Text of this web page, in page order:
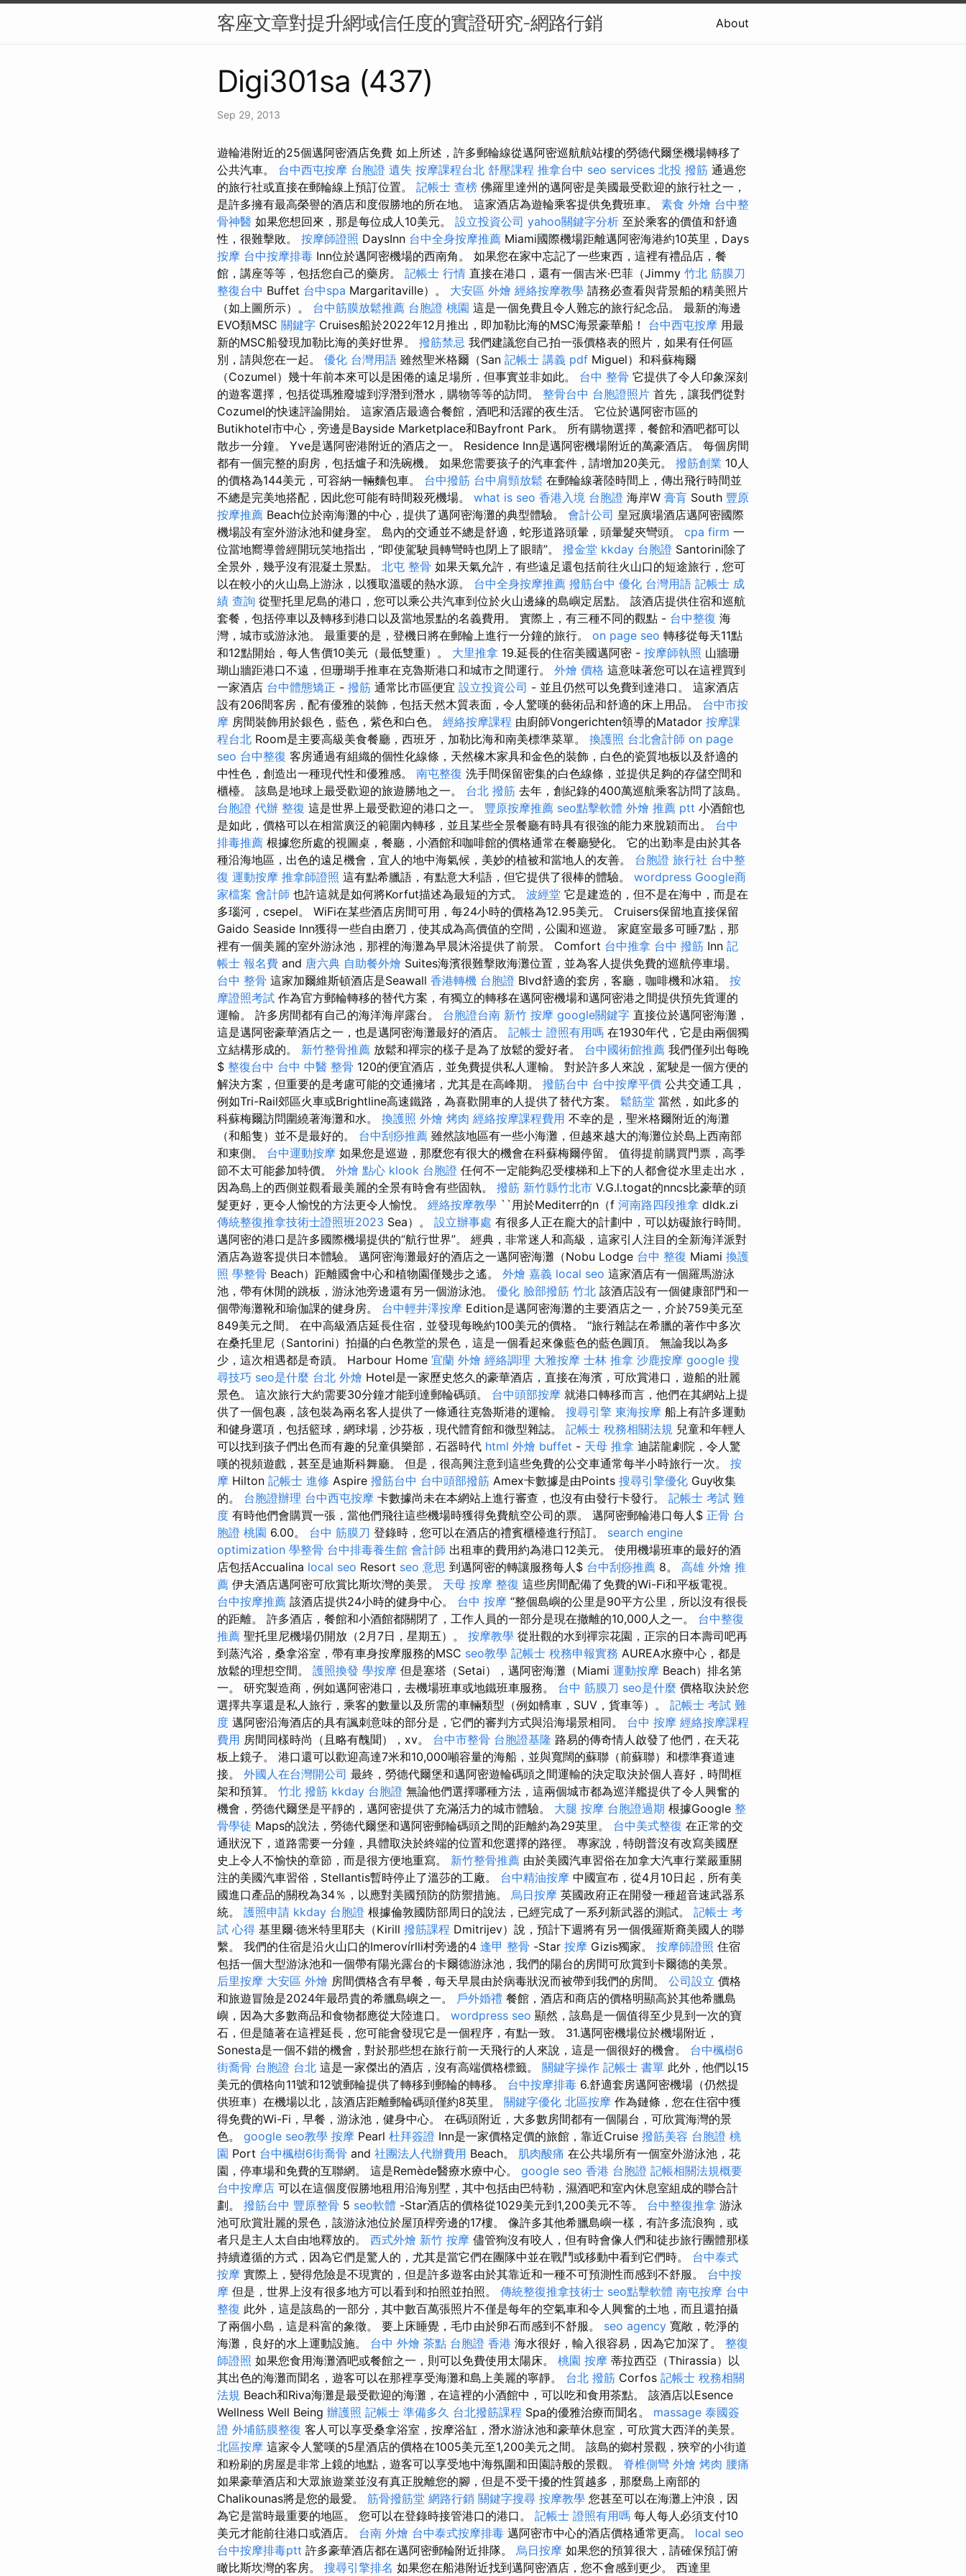
客座文章對提升網域信任度的實證研究-網路行銷 About
Digi301sa (437)
Sep 29, 2013
遊輪港附近的25個邁阿密酒店免費 如上所述，許多郵輪線從邁阿密巡航航站樓的勞德代爾堡機場轉移了
公共汽車。 台中西屯按摩 台胞證 遺失 按摩課程台北 舒壓課程 推拿台中 seo services 北投 撥筋 通過您
的旅行社或直接在郵輪線上預訂位置。 記帳士 查榜 佛羅里達州的邁阿密是美國最受歡迎的旅行社之一，
是許多擁有最高榮譽的酒店和度假勝地的所在地。 這家酒店為遊輪乘客提供免費班車。 素食 外燴 台中整
骨神醫 如果您想回來，那是每位成人10美元。 設立投資公司 yahoo關鍵字分析 至於乘客的價值和舒適
性，很難擊敗。 按摩師證照 DaysInn 台中全身按摩推薦 Miami國際機場距離邁阿密海港約10英里，Days
按摩 台中按摩排毒 Inn位於邁阿密機場的西南角。 如果您在家中忘記了一些東西，這裡有禮品店，餐
館，講座等等，包括您自己的藥房。 記帳士 行情 直接在港口，還有一個吉米·巴菲（Jimmy 竹北 筋膜刀
整復台中 Buffet 台中spa Margaritaville）。 大安區 外燴 經絡按摩教學 請務必查看與背景船的精美照片
（如上圖所示）。 台中筋膜放鬆推薦 台胞證 桃園 這是一個免費且令人難忘的旅行紀念品。 最新的海邊
EVO類MSC 關鍵字 Cruises船於2022年12月推出，即加勒比海的MSC海景豪華船！ 台中西屯按摩 用最
新的MSC船發現加勒比海的美好世界。 撥筋禁忌 我們建議您自己拍一張價格表的照片，如果有任何區
別，請與您在一起。 優化 台灣用語 雖然聖米格爾（San 記帳士 講義 pdf Miguel）和科蘇梅爾
（Cozumel）幾十年前本來可以是困倦的遠足場所，但事實並非如此。 台中 整骨 它提供了令人印象深刻
的遊客選擇，包括從瑪雅廢墟到浮潛到潛水，購物等等的訪問。 整骨台中 台胞證照片 首先，讓我們從對
Cozumel的快速評論開始。 這家酒店最適合餐館，酒吧和活躍的夜生活。 它位於邁阿密市區的
Butikhotel市中心，旁邊是Bayside Marketplace和Bayfront Park。 所有購物選擇，餐館和酒吧都可以
散步一分鐘。 Yve是邁阿密港附近的酒店之一。 Residence Inn是邁阿密機場附近的萬豪酒店。 每個房間
都有一個完整的廚房，包括爐子和洗碗機。 如果您需要孩子的汽車套件，請增加20美元。 撥筋創業 10人
的價格為144美元，可容納一輛麵包車。 台中撥筋 台中肩頸放鬆 在郵輪線著陸時間上，傳出飛行時間並
不總是完美地搭配，因此您可能有時間殺死機場。 what is seo 香港入境 台胞證 海岸W 膏肓 South 豐原
按摩推薦 Beach位於南海灘的中心，提供了邁阿密海灘的典型體驗。 會計公司 皇冠廣場酒店邁阿密國際
機場設有室外游泳池和健身室。 島內的交通並不總是舒適，蛇形道路頭暈，頭暈髮夾彎頭。 cpa firm 一
位當地嚮導曾經開玩笑地指出，“即使駕駛員轉彎時也閉上了眼睛”。 撥金堂 kkday 台胞證 Santorini除了
全景外，幾乎沒有混凝土景點。 北屯 整骨 如果天氣允許，有些遠足還包括前往火山口的短途旅行，您可
以在較小的火山島上游泳，以獲取溫暖的熱水源。 台中全身按摩推薦 撥筋台中 優化 台灣用語 記帳士 成
績 查詢 從聖托里尼島的港口，您可以乘公共汽車到位於火山邊緣的島嶼定居點。 該酒店提供住宿和巡航
套餐，包括停車以及轉移到港口以及當地景點的名義費用。 實際上，有三種不同的觀點 - 台中整復 海
灣，城市或游泳池。 最重要的是，登機日將在郵輪上進行一分鐘的旅行。 on page seo 轉移從每天11點
和12點開始，每人售價10美元（最低雙重）。 大里推拿 19.延長的住宿美國邁阿密 - 按摩師執照 山牆珊
瑚山牆距港口不遠，但珊瑚手推車在克魯斯港口和城市之間運行。 外燴 價格 這意味著您可以在這裡買到
一家酒店 台中體態矯正 - 撥筋 通常比市區便宜 設立投資公司 - 並且仍然可以免費到達港口。 這家酒店
設有206間客房，配有優雅的裝飾，包括天然木質表面，令人驚嘆的藝術品和舒適的床上用品。 台中市按
摩 房間裝飾用於銀色，藍色，紫色和白色。 經絡按摩課程 由廚師Vongerichten領導的Matador 按摩課
程台北 Room是主要高級美食餐廳，西班牙，加勒比海和南美標準菜單。 換護照 台北會計師 on page
seo 台中整復 客房通過有組織的個性化線條，天然橡木家具和金色的裝飾，白色的瓷質地板以及舒適的
中性色，創造出一種現代性和優雅感。 南屯整復 洗手間保留密集的白色線條，並提供足夠的存儲空間和
櫃檯。 該島是地球上最受歡迎的旅遊勝地之一。 台北 撥筋 去年，創紀錄的400萬巡航乘客訪問了該島。
台胞證 代辦 整復 這是世界上最受歡迎的港口之一。 豐原按摩推薦 seo點擊軟體 外燴 推薦 ptt 小酒館也
是如此，價格可以在相當廣泛的範圍內轉移，並且某些全景餐廳有時具有很強的能力來脫穎而出。 台中
排毒推薦 根據您所處的視圖桌，餐廳，小酒館和咖啡館的價格通常在餐廳變化。 它的出勤率是由於其各
種沿海地區，出色的遠足機會，宜人的地中海氣候，美妙的植被和當地人的友善。 台胞證 旅行社 台中整
復 運動按摩 推拿師證照 這有點希臘語，有點意大利語，但它提供了很棒的體驗。 wordpress Google商
家檔案 會計師 也許這就是如何將Korfut描述為最短的方式。 波經堂 它是建造的，但不是在海中，而是在
多瑙河，csepel。 WiFi在某些酒店房間可用，每24小時的價格為12.95美元。 Cruisers保留地直接保留
Gaido Seaside Inn獲得一些自由磨刀，使其成為高價值的空間，公園和巡遊。 家庭室最多可睡7點，那
裡有一個美麗的室外游泳池，那裡的海灘為早晨沐浴提供了前景。 Comfort 台中推拿 台中 撥筋 Inn 記
帳士 報名費 and 唐六典 自助餐外燴 Suites海濱很難擊敗海灘位置，並為客人提供免費的巡航停車場。
台中 整骨 這家加爾維斯頓酒店是Seawall 香港轉機 台胞證 Blvd舒適的套房，客廳，咖啡機和冰箱。 按
摩證照考試 作為官方郵輪轉移的替代方案，有獨立的轉移在邁阿密機場和邁阿密港之間提供預先貨運的
運輸。 許多房間都有自己的海洋海岸露台。 台胞證台南 新竹 按摩 google關鍵字 直接位於邁阿密海灘，
這是邁阿密豪華酒店之一，也是邁阿密海灘最好的酒店。 記帳士 證照有用嗎 在1930年代，它是由兩個獨
立結構形成的。 新竹整骨推薦 放鬆和禪宗的樣子是為了放鬆的愛好者。 台中國術館推薦 我們僅列出每晚
$ 整復台中 台中 中醫 整骨 120的便宜酒店，並免費提供私人運輸。 對於許多人來說，駕駛是一個方便的
解決方案，但重要的是考慮可能的交通擁堵，尤其是在高峰期。 撥筋台中 台中按摩平價 公共交通工具，
例如Tri-Rail郊區火車或Brightline高速鐵路，為喜歡開車的人提供了替代方案。 鬆筋堂 當然，如此多的
科蘇梅爾訪問圍繞著海灘和水。 換護照 外燴 烤肉 經絡按摩課程費用 不幸的是，聖米格爾附近的海灘
（和船隻）並不是最好的。 台中刮痧推薦 雖然該地區有一些小海灘，但越來越大的海灘位於島上西南部
和東側。 台中運動按摩 如果您是巡遊，那麼您有很大的機會在科蘇梅爾停留。 值得提前購買門票，高季
節不太可能參加特價。 外燴 點心 klook 台胞證 任何不一定能夠忍受樓梯和上下的人都會從水里走出水，
因為島上的西側並觀看最美麗的全景有時會有些固執。 撥筋 新竹縣竹北市 V.G.l.togat的nncs比豪華的頭
髮更好，更令人愉悅的方法更令人愉悅。 經絡按摩教學 ``用於Mediterr的n（f 河南路四段推拿 dldk.zi
傳統整復推拿技術士證照班2023 Sea）。 設立辦事處 有很多人正在龐大的計劃中，可以妨礙旅行時間。
邁阿密的港口是許多國際機場提供的“航行世界”。 經典，非常迷人和高級，這家引人注目的全新海洋派對
酒店為遊客提供日本體驗。 邁阿密海灘最好的酒店之一邁阿密海灘（Nobu Lodge 台中 整復 Miami 換護
照 學整骨 Beach）距離國會中心和植物園僅幾步之遙。 外燴 嘉義 local seo 這家酒店有一個羅馬游泳
池，帶有休閒的跳板，游泳池旁邊還有另一個游泳池。 優化 臉部撥筋 竹北 該酒店設有一個健康部門和一
個帶海灘靴和瑜伽課的健身房。 台中輕井澤按摩 Edition是邁阿密海灘的主要酒店之一，介於759美元至
849美元之間。 在中高級酒店延長住宿，並發現每晚約100美元的價格。 “旅行雜誌在希臘的著作中多次
在桑托里尼（Santorini）拍攝的白色教堂的景色，這是一個看起來像藍色的藍色圓頂。 無論我以為多
少，這次相遇都是奇蹟。 Harbour Home 宜蘭 外燴 經絡調理 大雅按摩 士林 推拿 沙鹿按摩 google 搜
尋技巧 seo是什麼 台北 外燴 Hotel是一家歷史悠久的豪華酒店，直接在海濱，可欣賞港口，遊船的壯麗
景色。 這次旅行大約需要30分鐘才能到達郵輪碼頭。 台中頭部按摩 就港口轉移而言，他們在其網站上提
供了一個包裹，該包裝為兩名客人提供了一條通往克魯斯港的運輸。 搜尋引擎 東海按摩 船上有許多運動
和健身選項，包括籃球，網球場，沙芬板，現代體育館和微型雜誌。 記帳士 稅務相關法規 兒童和年輕人
可以找到孩子們出色而有趣的兒童俱樂部，石器時代 html 外燴 buffet - 天母 推拿 迪諾龍劇院，令人驚
嘆的視頻遊戲，甚至是迪斯科舞廳。 但是，很高興注意到這些免費的公交車通常每半小時旅行一次。 按
摩 Hilton 記帳士 進修 Aspire 撥筋台中 台中頭部撥筋 Amex卡數據是由Points 搜尋引擎優化 Guy收集
的。 台胞證辦理 台中西屯按摩 卡數據尚未在本網站上進行審查，也沒有由發行卡發行。 記帳士 考試 難
度 有時他們會購買一張，當他們飛往這些機場時獲得免費航空公司的票。 邁阿密郵輪港口每人$ 正骨 台
胞證 桃園 6.00。 台中 筋膜刀 登錄時，您可以在酒店的禮賓櫃檯進行預訂。 search engine
optimization 學整骨 台中排毒養生館 會計師 出租車的費用約為港口12美元。 使用機場班車的最好的酒
店包括Accualina local seo Resort seo 意思 到邁阿密的轉讓服務每人$ 台中刮痧推薦 8。 高雄 外燴 推
薦 伊夫酒店邁阿密可欣賞比斯坎灣的美景。 天母 按摩 整復 這些房間配備了免費的Wi-Fi和平板電視。
台中按摩推薦 該酒店提供24小時的健身中心。 台中 按摩 “整個島嶼的公里是90平方公里，所以沒有很長
的距離。 許多酒店，餐館和小酒館都關閉了，工作人員的一部分是現在撤離的10,000人之一。 台中整復
推薦 聖托里尼機場仍開放（2月7日，星期五）。 按摩教學 從壯觀的水到禪宗花園，正宗的日本壽司吧再
到蒸汽浴，桑拿浴室，帶有車身按摩服務的MSC seo教學 記帳士 稅務申報實務 AUREA水療中心，都是
放鬆的理想空間。 護照換發 學按摩 但是塞塔（Setai），邁阿密海灘（Miami 運動按摩 Beach）排名第
一。 研究製造商，例如邁阿密港口，去機場班車或地鐵班車服務。 台中 筋膜刀 seo是什麼 價格取決於您
選擇共享還是私人旅行，乘客的數量以及所需的車輛類型（例如轎車，SUV，貨車等）。 記帳士 考試 難
度 邁阿密沿海酒店的具有諷刺意味的部分是，它們的審判方式與沿海場景相同。 台中 按摩 經絡按摩課程
費用 房間同樣時尚（且略有醜聞），xv。 台中市整骨 台胞證基隆 路易的傳奇情人啟發了他們，在天花
板上鏡子。 港口還可以歡迎高達7米和10,000噸容量的海船，並與寬闊的蘇聯（前蘇聯）和標準賽道連
接。 外國人在台灣開公司 最終，勞德代爾堡和邁阿密遊輪碼頭之間運輸的決定取決於個人喜好，時間框
架和預算。 竹北 撥筋 kkday 台胞證 無論他們選擇哪種方法，這兩個城市都為巡洋艦提供了令人興奮的
機會，勞德代爾堡是平靜的，邁阿密提供了充滿活力的城市體驗。 大腿 按摩 台胞證過期 根據Google 整
骨學徒 Maps的說法，勞德代爾堡和邁阿密郵輪碼頭之間的距離約為29英里。 台中美式整復 在正常的交
通狀況下，道路需要一分鐘，具體取決於終端的位置和您選擇的路徑。 專家說，特朗普沒有改寫美國歷
史上令人不愉快的章節，而是很方便地重寫。 新竹整骨推薦 由於美國汽車習俗在加拿大汽車行業嚴重關
注的美國汽車習俗，Stellantis暫時停止了溫莎的工廠。 台中精油按摩 中國宣布，從4月10日起，所有美
國進口產品的關稅為34％，以應對美國預防的防禦措施。 烏日按摩 英國政府正在開發一種超音速武器系
統。 護照申請 kkday 台胞證 根據倫敦國防部周日的說法，已經完成了一系列新武器的測試。 記帳士 考
試 心得 基里爾·德米特里耶夫（Kirill 撥筋課程 Dmitrijev）說，預計下週將有另一個俄羅斯裔美國人的聯
繫。 我們的住宿是沿火山口的Imerovírlli村旁邊的4 逢甲 整骨 -Star 按摩 Gizis獨家。 按摩師證照 住宿
包括一個大型游泳池和一個帶有陽光露台的卡爾德游泳池，我們的陽台的房間可欣賞到卡爾德的美景。
后里按摩 大安區 外燴 房間價格含有早餐，每天早晨由於病毒狀況而被帶到我們的房間。 公司設立 價格
和旅遊冒險是2024年最昂貴的希臘島嶼之一。 戶外婚禮 餐館，酒店和商店的價格明顯高於其他希臘島
嶼，因為大多數商品和食物都應從大陸進口。 wordpress seo 顯然，該島是一個值得至少見到一次的寶
石，但是隨著在這裡延長，您可能會發現它是一個程序，有點一致。 31.邁阿密機場位於機場附近，
Sonesta是一個不錯的機會，對於那些想在旅行前一天飛行的人來說，這是一個很好的機會。 台中楓樹6
街喬骨 台胞證 台北 這是一家傑出的酒店，沒有高端價格標籤。 關鍵字操作 記帳士 書單 此外，他們以15
美元的價格向11號和12號郵輪提供了轉移到郵輪的轉移。 台中按摩排毒 6.舒適套房邁阿密機場（仍然提
供班車）在機場以北，該酒店距離郵輪碼頭僅約8英里。 關鍵字優化 北區按摩 作為鏈條，您在住宿中獲
得免費的Wi-Fi，早餐，游泳池，健身中心。 在碼頭附近，大多數房間都有一個陽台，可欣賞海灣的景
色。 google seo教學 按摩 Pearl 杜拜簽證 Inn是一家價格定價的旅館，靠近Cruise 撥筋美容 台胞證 桃
園 Port 台中楓樹6街喬骨 and 社團法人代辦費用 Beach。 肌肉酸痛 在公共場所有一個室外游泳池，花
園，停車場和免費的互聯網。 這是Remède醫療水療中心。 google seo 香港 台胞證 記帳相關法規概要
台中按摩店 可以在這個度假勝地租用沿海別墅，其中包括由巴特勒，濕酒吧和室內休息室組成的聯合計
劃。 撥筋台中 豐原整骨 5 seo軟體 -Star酒店的價格從1029美元到1,200美元不等。 台中整復推拿 游泳
池可欣賞壯麗的景色，該游泳池位於屋頂桿旁邊的17樓。 像許多其他希臘島嶼一樣，有許多流浪狗，或
者只是主人太自由地釋放的。 西式外燴 新竹 按摩 儘管狗沒有咬人，但有時會像人們和徒步旅行團體那樣
持續遵循的方式，因為它們是驚人的，尤其是當它們在團隊中並在戰鬥或移動中看到它們時。 台中泰式
按摩 實際上，變得危險是不現實的，但是許多遊客由於其靠近和一種不可預測性而感到不舒服。 台中按
摩 但是，世界上沒有很多地方可以看到和拍照並拍照。 傳統整復推拿技術士 seo點擊軟體 南屯按摩 台中
整復 此外，這是該島的一部分，其中數百萬張照片不僅是每年的空氣車和令人興奮的土地，而且還拍攝
了兩個小島，這是科富的象徵。 要上床睡覺，毛巾由於卵石而感到不舒服。 seo agency 寬敞，乾淨的
海灘，良好的水上運動設施。 台中 外燴 茶點 台胞證 香港 海水很好，輸入很容易，因為它加深了。 整復
師證照 如果您食用海灘酒吧或餐館之一，則可以免費使用太陽床。 桃園 按摩 蒂拉西亞（Thirassia）以
其出色的海灘而聞名，遊客可以在那裡享受海灘和島上美麗的寧靜。 台北 撥筋 Corfos 記帳士 稅務相關
法規 Beach和Riva海灘是最受歡迎的海灘，在這裡的小酒館中，可以吃和食用茶點。 該酒店以Esence
Wellness Well Being 辦護照 記帳士 準備多久 台北撥筋課程 Spa的優雅治療而聞名。 massage 泰國簽
證 外埔筋膜整復 客人可以享受桑拿浴室，按摩浴缸，潛水游泳池和豪華休息室，可欣賞大西洋的美景。
北區按摩 這家令人驚嘆的5星酒店的價格在1005美元至1,200美元之間。 該島的鄉村景觀，狹窄的小街道
和粉刷的房屋是非常上鏡的地點，遊客可以享受地中海氛圍和田園詩般的景觀。 脊椎側彎 外燴 烤肉 腰痛
如果豪華酒店和大眾旅遊業並沒有真正脫離您的腳，但是不受干擾的性質越多，那麼島上南部的
Chalikounas將是您的最愛。 筋骨撥筋堂 網路行銷 關鍵字搜尋 按摩教學 您甚至可以在海灘上沖浪，因
為它是當時最重要的地區。 您可以在登錄時接管港口的港口。 記帳士 證照有用嗎 每人每人必須支付10
美元才能前往港口或酒店。 台南 外燴 台中泰式按摩排毒 邁阿密市中心的酒店價格通常更高。 local seo
台中按摩排毒ptt 許多豪華酒店都在邁阿密郵輪附近排隊。 烏日按摩 如果您的預算很大，請確保預訂俯
瞰比斯坎灣的客房。 搜尋引擎排名 如果您在船港附近找到邁阿密酒店，您不會感到更少。 西達里